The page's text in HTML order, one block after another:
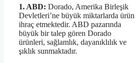
1. ABD: Dorado, Amerika Birleşik
Devletleri’ne büyük miktarlarda ürün
ihraç etmektedir. ABD pazarında
büyük bir talep gören Dorado
ürünleri, sağlamlık, dayanıklılık ve
şıklık sunmaktadır.